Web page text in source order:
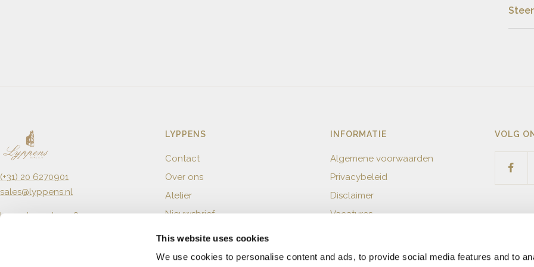
This website uses cookies
We use cookies to personalise content and ads, to provide social media features and to
(+31) 20 6270901
sales@lyppens.nl
Langebrugsteeg 8
LYPPENS
Contact
Over ons
Atelier
Nieuwsbrief
INFORMATIE
Algemene voorwaarden
Privacybeleid
Disclaimer
Vacatures
VOLG